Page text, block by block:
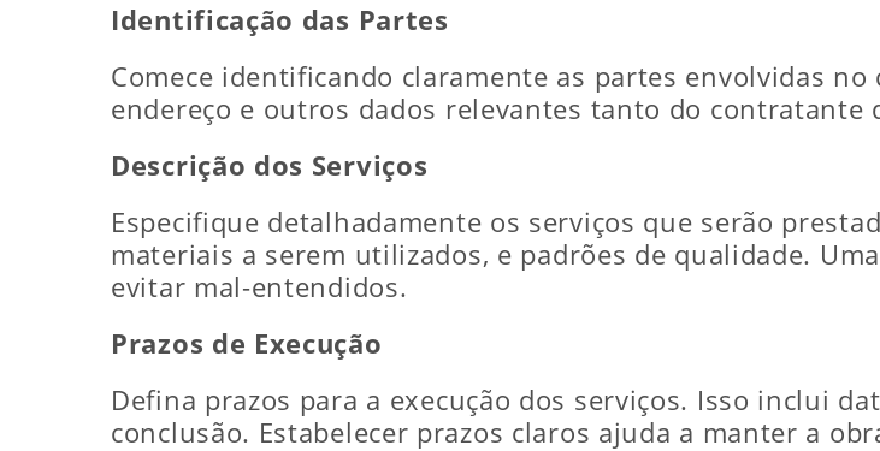
Identificação das Partes
Comece identificando claramente as partes envolvidas no
endereço e outros dados relevantes tanto do contratante
Descrição dos Serviços
Especifique detalhadamente os serviços que serão
materiais a serem utilizados, e padrões de qualidade.
evitar mal-entendidos.
Prazos de Execução
Defina prazos para a execução dos serviços. Isso inclui
conclusão. Estabelecer prazos claros ajuda a manter a